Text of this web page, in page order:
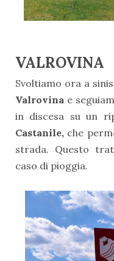
VALROVINA
Svoltiamo ora a
Valrovina e
in discesa su un
Castanile, che
strada. Questo
caso di pioggia.